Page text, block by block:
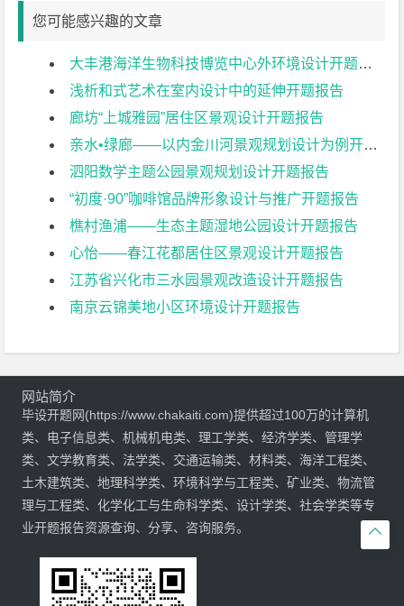
您可能感兴趣的文章
大丰港海洋生物科技博览中心外环境设计开题报告
浅析和式艺术在室内设计中的延伸开题报告
廊坊“上城雅园”居住区景观设计开题报告
亲水•绿廊——以内金川河景观规划设计为例开题报告
泗阳数学主题公园景观规划设计开题报告
“初度·90”咖啡馆品牌形象设计与推广开题报告
樵村渔浦——生态主题湿地公园设计开题报告
心怡——春江花都居住区景观设计开题报告
江苏省兴化市三水园景观改造设计开题报告
南京云锦美地小区环境设计开题报告

网站简介
毕设开题网(https://www.chakaiti.com)提供超过100万的计算机
类、电子信息类、机械机电类、理工学类、经济学类、管理学
类、文学教育类、法学类、交通运输类、材料类、海洋工程类、
土木建筑类、地理科学类、环境科学与工程类、矿业类、物流管
理与工程类、化学化工与生命科学类、设计学类、社会学类等专
业开题报告资源查询、分享、咨询服务。